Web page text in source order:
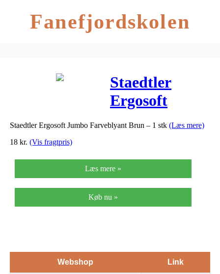
Fanefjordskolen
Staedtler
Ergosoft
Jumbo
Brun – 1 stk
Staedtler Ergosoft Jumbo Farveblyant Brun – 1 stk (Læs mere)
18 kr. (Vis fragtpris)
Læs mere »
Køb nu »
Webshop Link